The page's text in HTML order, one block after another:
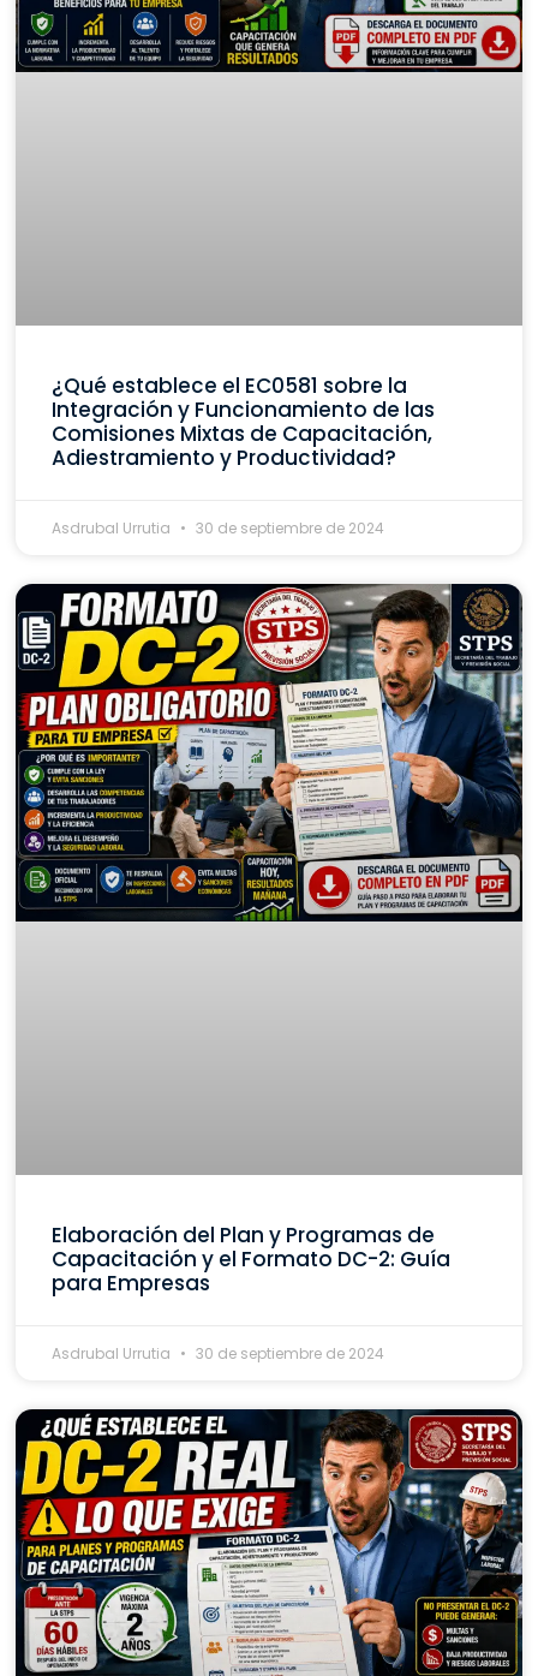
¿Qué establece el EC0581 sobre la
Integración y Funcionamiento de las
Comisiones Mixtas de Capacitación,
Adiestramiento y Productividad?
Asdrubal Urrutia 30 de septiembre de 2024
Elaboración del Plan y Programas de
Capacitación y el Formato DC-2: Guía
para Empresas
Asdrubal Urrutia 30 de septiembre de 2024